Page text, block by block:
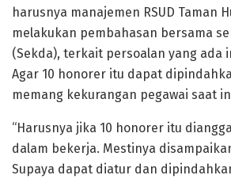
harusnya manajemen RSUD Taman
melakukan pembahasan bersama
(Sekda), terkait persoalan yang ada
Agar 10 honorer itu dapat
memang kekurangan pegawai saat
“Harusnya jika 10 honorer itu
dalam bekerja. Mestinya
Supaya dapat diatur dan